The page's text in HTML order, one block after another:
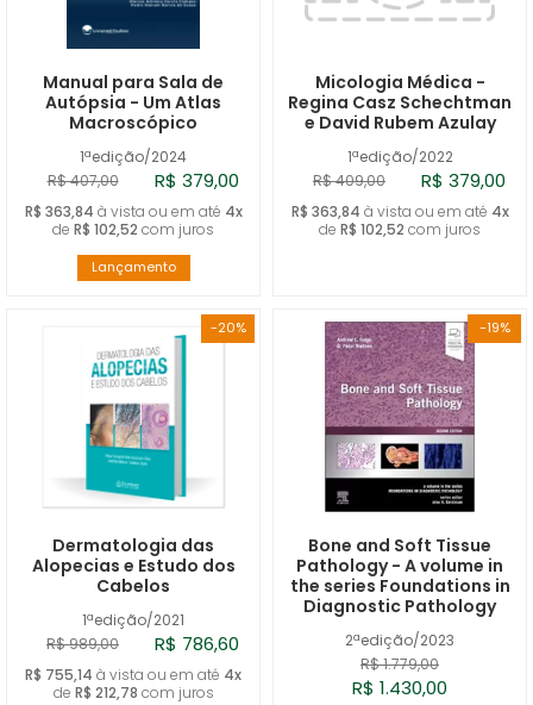
1ªedição/2024
Manual para Sala de
Autópsia - Um Atlas
Macroscópico
R$ 407,00 R$ 379,00
R$ 363,84 à vista ou em até 4x
de R$ 102,52 com juros
Lançamento
1ªedição/2022
Micologia Médica -
Regina Casz Schechtman
e David Rubem Azulay
R$ 409,00 R$ 379,00
R$ 363,84 à vista ou em até 4x
de R$ 102,52 com juros
-20%
1ªedição/2021
Dermatologia das
Alopecias e Estudo dos
Cabelos
R$ 989,00 R$ 786,60
R$ 755,14 à vista ou em até 4x
de R$ 212,78 com juros
-19%
2ªedição/2023
Bone and Soft Tissue
Pathology - A volume in
the series Foundations in
Diagnostic Pathology
R$ 1.779,00
R$ 1.430,00